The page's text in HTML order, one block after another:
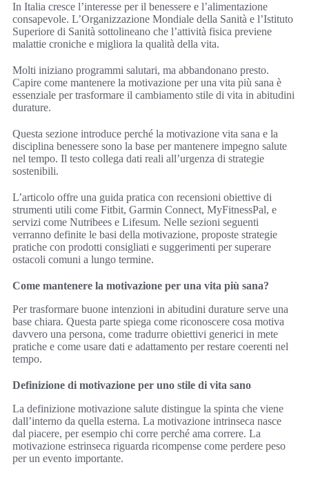
In Italia cresce l’interesse per il benessere e l’alimentazione
consapevole. L’Organizzazione Mondiale della Sanità e l’Istituto
Superiore di Sanità sottolineano che l’attività fisica previene
malattie croniche e migliora la qualità della vita.
Molti iniziano programmi salutari, ma abbandonano presto.
Capire come mantenere la motivazione per una vita più sana è
essenziale per trasformare il cambiamento stile di vita in abitudini
durature.
Questa sezione introduce perché la motivazione vita sana e la
disciplina benessere sono la base per mantenere impegno salute
nel tempo. Il testo collega dati reali all’urgenza di strategie
sostenibili.
L’articolo offre una guida pratica con recensioni obiettive di
strumenti utili come Fitbit, Garmin Connect, MyFitnessPal, e
servizi come Nutribees e Lifesum. Nelle sezioni seguenti
verranno definite le basi della motivazione, proposte strategie
pratiche con prodotti consigliati e suggerimenti per superare
ostacoli comuni a lungo termine.
Come mantenere la motivazione per una vita più sana?
Per trasformare buone intenzioni in abitudini durature serve una
base chiara. Questa parte spiega come riconoscere cosa motiva
davvero una persona, come tradurre obiettivi generici in mete
pratiche e come usare dati e adattamento per restare coerenti nel
tempo.
Definizione di motivazione per uno stile di vita sano
La definizione motivazione salute distingue la spinta che viene
dall’interno da quella esterna. La motivazione intrinseca nasce
dal piacere, per esempio chi corre perché ama correre. La
motivazione estrinseca riguarda ricompense come perdere peso
per un evento importante.